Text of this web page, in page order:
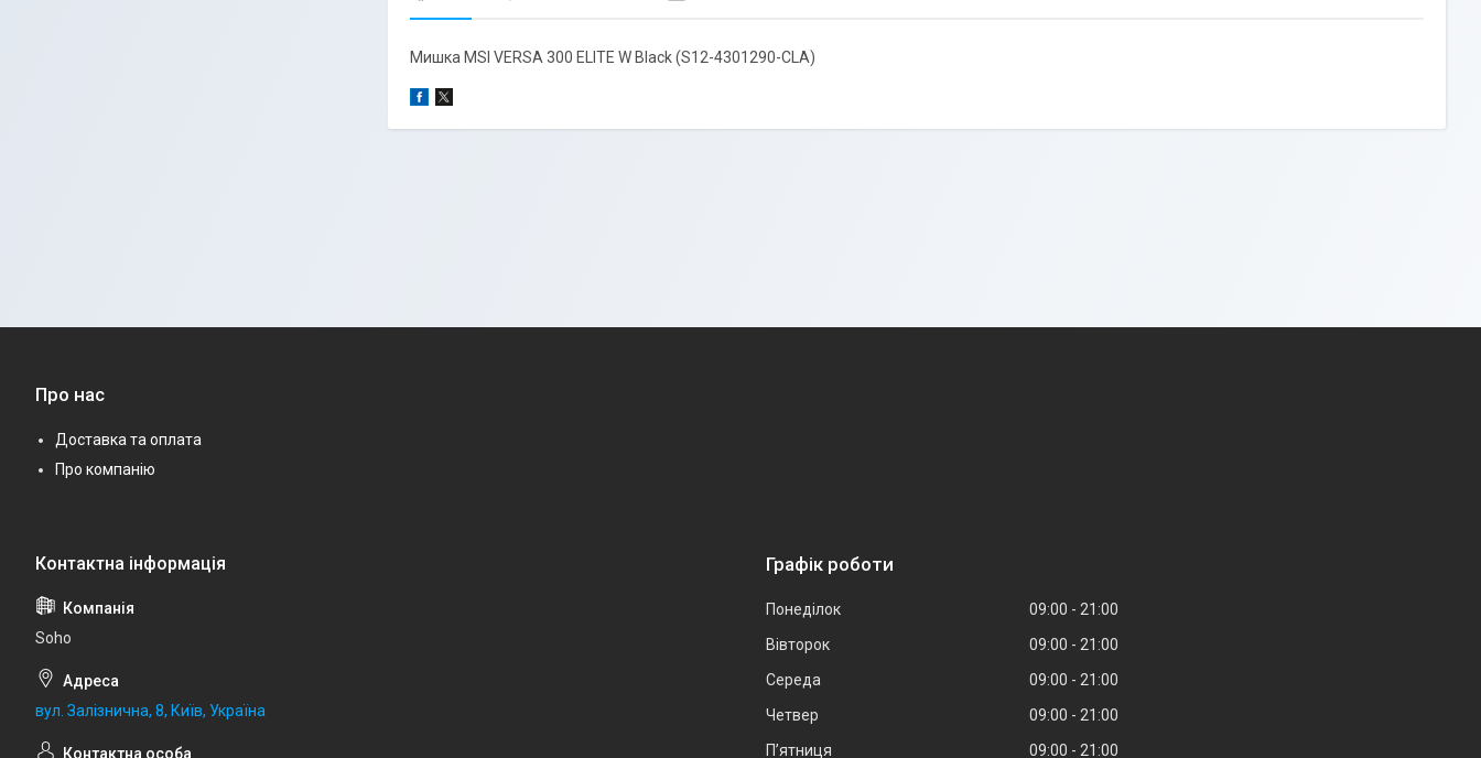
Мишка MSI VERSA 300 ELITE W Black (S12-4301290-CLA)
Про нас
Доставка та оплата
Про компанію
Soho
вул. Залізнична, 8, Київ, Україна
Графік роботи
Понеділок 09:00
21:00
Вівторок
09:00
21:00
Середа
09:00
21:00
Четвер
09:00
21:00
Пʼятниця
09:00 21:00